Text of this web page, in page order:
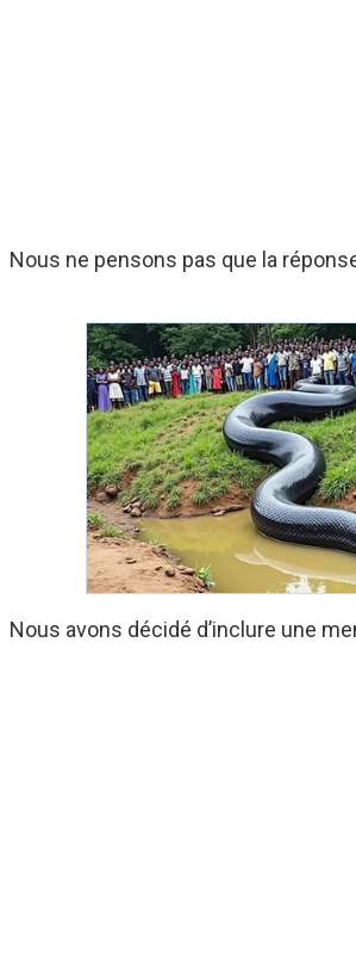
Nous ne pensons pas que la
Nous avons décidé d’inclure une